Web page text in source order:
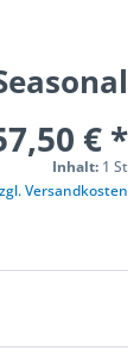
€ *
Inhalt: 1 St
Versandkosten